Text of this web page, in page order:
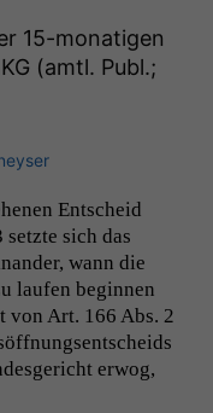
15-monatigen
(amtl. Publ.;
Entscheid
sich das
wann die
laufen begin­nen
von Art. 166 Abs. 2
erwog,
auf
Website
optional.
Sie
Option
die
nicht